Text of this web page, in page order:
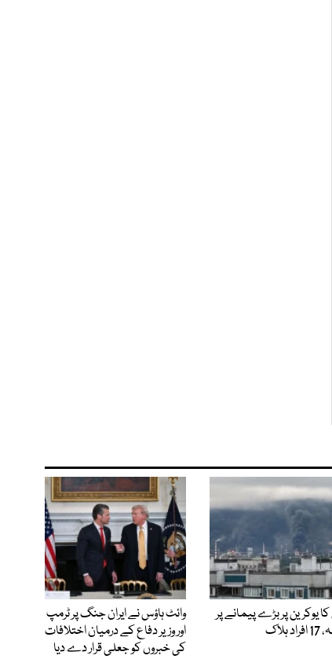
یوکرین پر بڑے پیمانے پر
ہلاک
وائٹ ہاؤس نے ایران جنگ پر ٹرمپ
اور وزیر دفاع کے درمیان اختلافات
کی خبروں کو جعلی قرار دے دیا